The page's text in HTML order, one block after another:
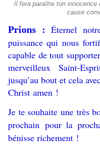
Il fera paraître ton
cause
Prions : Éternel
puissance qui nous
capable de tout
merveilleux Saint-
jusqu’au bout et cela
Christ amen !
Je te souhaite une très
prochain pour la
bénisse richement !